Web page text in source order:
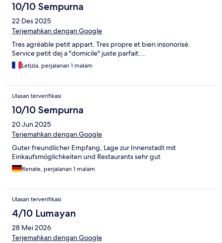
10/10 Sempurna
22 Des 2025
Terjemahkan dengan Google
Tres agréable petit appart. Tres propre et bien insonorisé.
Service petit dej a "domicile" juste parfait....
Letizia, perjalanan 1 malam
Ulasan terverifikasi
10/10 Sempurna
20 Jun 2025
Terjemahkan dengan Google
Guter freundlicher Empfang, Lage zur Innenstadt mit
Einkaufsmöglichkeiten und Restaurants sehr gut
Renate, perjalanan 1 malam
Ulasan terverifikasi
4/10 Lumayan
28 Mei 2026
Terjemahkan dengan Google